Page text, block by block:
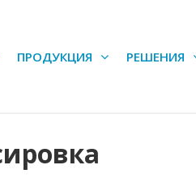
ПРОДУКЦИЯ РЕШЕНИЯ